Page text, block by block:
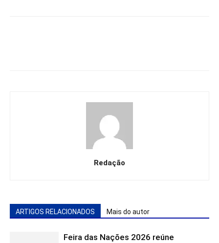
Redação
ARTIGOS RELACIONADOS Mais do autor
Feira das Nações 2026 reúne